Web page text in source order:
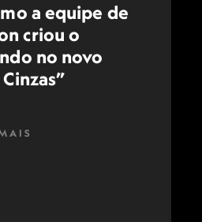
a equipe de
criou o
no novo